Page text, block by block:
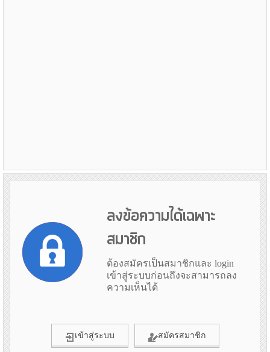
ลงข้อความได้เฉพาะ
สมาชิก
ต้องสมัครเป็นสมาชิกและ login
เข้าสู่ระบบก่อนถึงจะสามารถลง
ความเห็นได้
เข้าสู่ระบบ สมัครสมาชิก